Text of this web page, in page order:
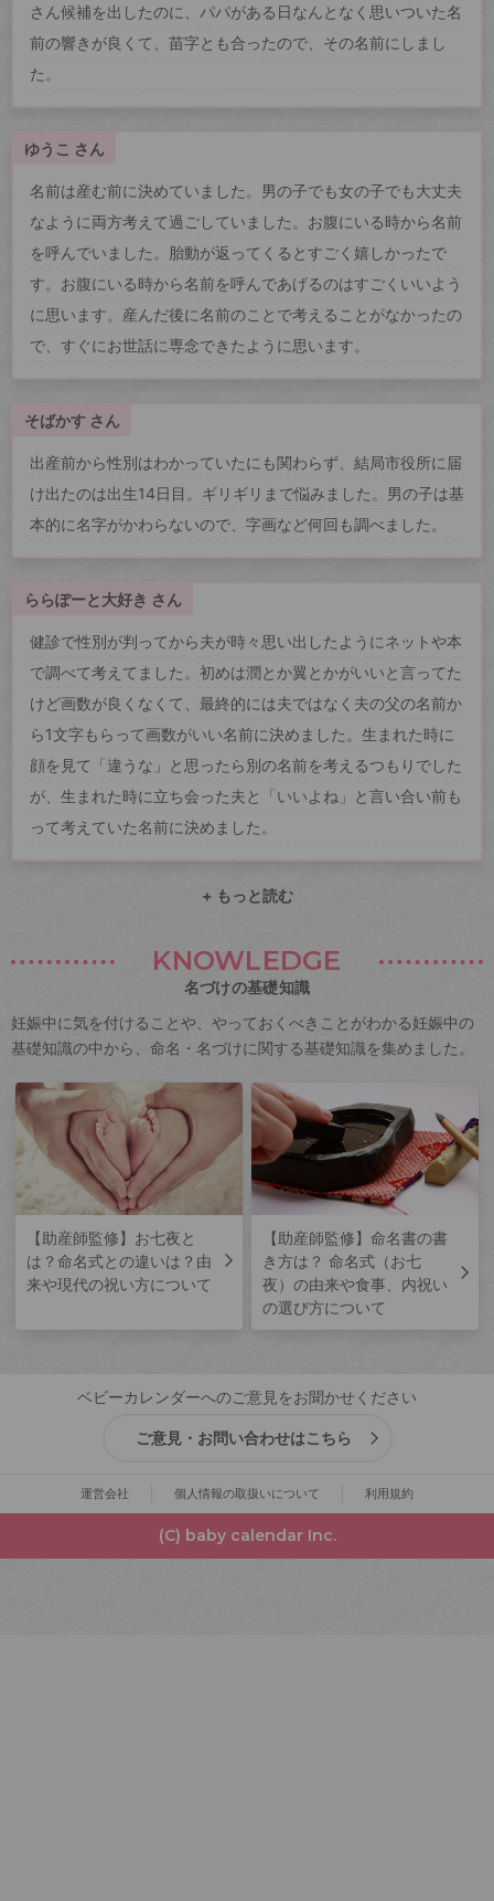
さん候補を出したのに、パパがある日なんとなく思いついた名
前の響きが良くて、苗字とも合ったので、その名前にしまし
た。
ゆうこ さん
名前は産む前に決めていました。男の子でも女の子でも大丈夫
なように両方考えて過ごしていました。お腹にいる時から名前
を呼んでいました。胎動が返ってくるとすごく嬉しかったで
す。お腹にいる時から名前を呼んであげるのはすごくいいよう
に思います。産んだ後に名前のことで考えることがなかったの
で、すぐにお世話に専念できたように思います。
そばかす さん
出産前から性別はわかっていたにも関わらず、結局市役所に届
け出たのは出生14日目。ギリギリまで悩みました。男の子は基
本的に名字がかわらないので、字画など何回も調べました。
ららぽーと大好き さん
健診で性別が判ってから夫が時々思い出したようにネットや本
で調べて考えてました。初めは潤とか翼とかがいいと言ってた
けど画数が良くなくて、最終的には夫ではなく夫の父の名前か
ら1文字もらって画数がいい名前に決めました。生まれた時に
顔を見て「違うな」と思ったら別の名前を考えるつもりでした
が、生まれた時に立ち会った夫と「いいよね」と言い合い前も
って考えていた名前に決めました。
+ もっと読む
KNOWLEDGE
名づけの基礎知識
妊娠中に気を付けることや、やっておくべきことがわかる妊娠中の
基礎知識の中から、命名・名づけに関する基礎知識を集めました。
【助産師監修】お七夜と
は？命名式との違いは？由
来や現代の祝い方について
【助産師監修】命名書の書
き方は？ 命名式（お七
夜）の由来や食事、内祝い
の選び方について
ベビーカレンダーへのご意見をお聞かせください
ご意見・お問い合わせはこちら
運営会社 個人情報の取扱いについて 利用規約
(C) baby calendar Inc.